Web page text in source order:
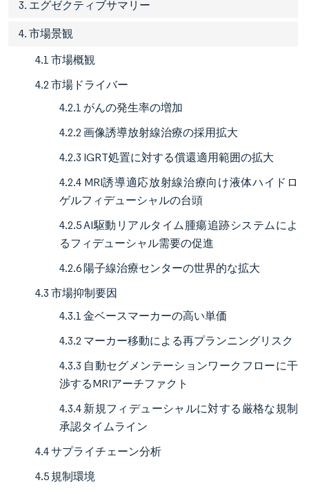
3. エグゼクティブサマリー
4. 市場景観
4.1 市場概観
4.2 市場ドライバー
4.2.1 がんの発生率の増加
4.2.2 画像誘導放射線治療の採用拡大
4.2.3 IGRT処置に対する償還適用範囲の拡大
4.2.4 MRI誘導適応放射線治療向け液体ハイドロ
ゲルフィデューシャルの台頭
4.2.5 AI駆動リアルタイム腫瘍追跡システムによ
るフィデューシャル需要の促進
4.2.6 陽子線治療センターの世界的な拡大
4.3 市場抑制要因
4.3.1 金ベースマーカーの高い単価
4.3.2 マーカー移動による再プランニングリスク
4.3.3 自動セグメンテーションワークフローに干
渉するMRIアーチファクト
4.3.4 新規フィデューシャルに対する厳格な規制
承認タイムライン
4.4 サプライチェーン分析
4.5 規制環境